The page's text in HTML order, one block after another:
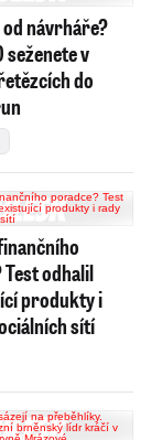
návrháře?
seženete v
do
odhalil
produkty i
sítí